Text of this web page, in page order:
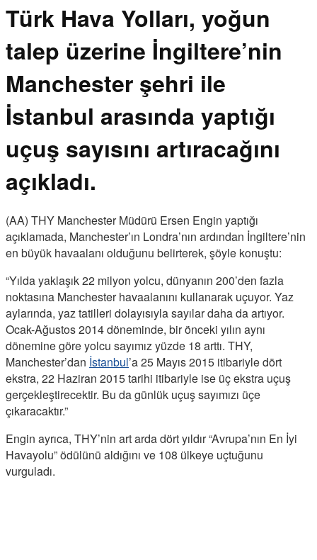
Türk Hava Yolları, yoğun
talep üzerine İngiltere’nin
Manchester şehri ile
İstanbul arasında yaptığı
uçuş sayısını artıracağını
açıkladı.
(AA) THY Manchester Müdürü Ersen Engin yaptığı
açıklamada, Manchester’ın Londra’nın ardından İngiltere’nin
en büyük havaalanı olduğunu belirterek, şöyle konuştu:
“Yılda yaklaşık 22 milyon yolcu, dünyanın 200’den fazla
noktasına Manchester havaalanını kullanarak uçuyor. Yaz
aylarında, yaz tatilleri dolayısıyla sayılar daha da artıyor.
Ocak-Ağustos 2014 döneminde, bir önceki yılın aynı
dönemine göre yolcu sayımız yüzde 18 arttı. THY,
Manchester’dan İstanbul’a 25 Mayıs 2015 itibariyle dört
ekstra, 22 Haziran 2015 tarihi itibariyle ise üç ekstra uçuş
gerçekleştirecektir. Bu da günlük uçuş sayımızı üçe
çıkaracaktır.”
Engin ayrıca, THY’nin art arda dört yıldır “Avrupa’nın En İyi
Havayolu” ödülünü aldığını ve 108 ülkeye uçtuğunu
vurguladı.